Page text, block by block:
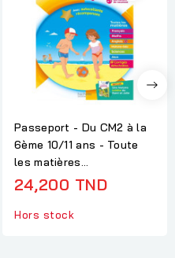
Passeport - Du CM2 à la
6ème 10/11 ans - Toute
les matières...
24,200 TND
Hors stock